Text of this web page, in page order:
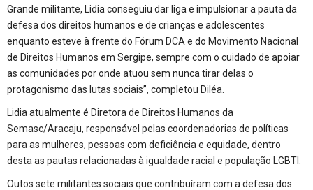
Grande militante, Lidia conseguiu dar liga e impulsionar a pauta da
defesa dos direitos humanos e de crianças e adolescentes
enquanto esteve à frente do Fórum DCA e do Movimento Nacional
de Direitos Humanos em Sergipe, sempre com o cuidado de apoiar
as comunidades por onde atuou sem nunca tirar delas o
protagonismo das lutas sociais”, completou Diléa.
Lidia atualmente é Diretora de Direitos Humanos da
Semasc/Aracaju, responsável pelas coordenadorias de políticas
para as mulheres, pessoas com deficiência e equidade, dentro
desta as pautas relacionadas à igualdade racial e população LGBTI.
Outos sete militantes sociais que contribuíram com a defesa dos